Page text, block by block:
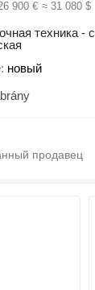
900 € ≈ 31 080 $
техника -
новый